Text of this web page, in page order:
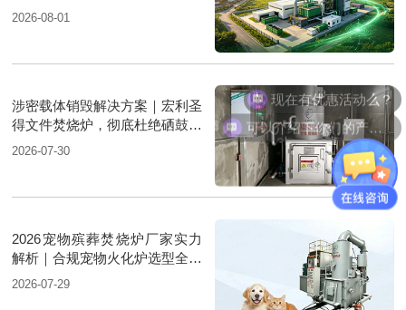
权威信用背书
2026-08-01
涉密载体销毁解决方案｜宏利圣
得文件焚烧炉，彻底杜绝硒鼓复
原泄密风险
2026-07-30
2026宠物殡葬焚烧炉厂家实力
解析｜合规宠物火化炉选型全方
案
2026-07-29
可以介绍下你们的产品么？
现在有优惠活动么？